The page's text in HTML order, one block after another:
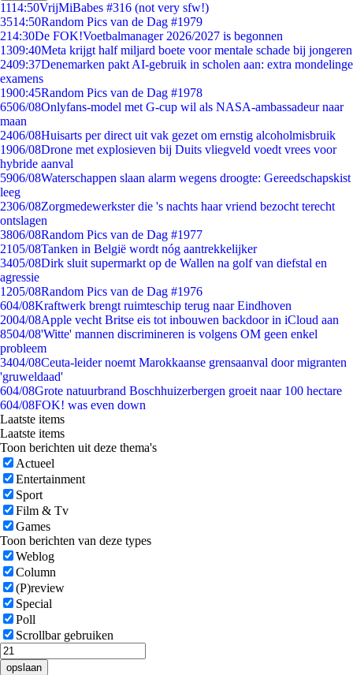
1114:50VrijMiBabes #316 (not very sfw!)
3514:50Random Pics van de Dag #1979
214:30De FOK!Voetbalmanager 2026/2027 is begonnen
1309:40Meta krijgt half miljard boete voor mentale schade bij jongeren
2409:37Denemarken pakt AI-gebruik in scholen aan: extra mondelinge
examens
1900:45Random Pics van de Dag #1978
6506/08Onlyfans-model met G-cup wil als NASA-ambassadeur naar
maan
2406/08Huisarts per direct uit vak gezet om ernstig alcoholmisbruik
1906/08Drone met explosieven bij Duits vliegveld voedt vrees voor
hybride aanval
5906/08Waterschappen slaan alarm wegens droogte: Gereedschapskist
leeg
2306/08Zorgmedewerkster die 's nachts haar vriend bezocht terecht
ontslagen
3806/08Random Pics van de Dag #1977
2105/08Tanken in België wordt nóg aantrekkelijker
3405/08Dirk sluit supermarkt op de Wallen na golf van diefstal en
agressie
1205/08Random Pics van de Dag #1976
604/08Kraftwerk brengt ruimteschip terug naar Eindhoven
2004/08Apple vecht Britse eis tot inbouwen backdoor in iCloud aan
8504/08'Witte' mannen discrimineren is volgens OM geen enkel
probleem
3404/08Ceuta-leider noemt Marokkaanse grensaanval door migranten
'gruweldaad'
604/08Grote natuurbrand Boschhuizerbergen groeit naar 100 hectare
604/08FOK! was even down
Laatste items
Laatste items
Toon berichten uit deze thema's
Actueel
Entertainment
Sport
Film & Tv
Games
Toon berichten van deze types
Weblog
Column
(P)review
Special
Poll
Scrollbar gebruiken
opslaan